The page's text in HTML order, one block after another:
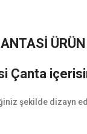
şekilde dizayn